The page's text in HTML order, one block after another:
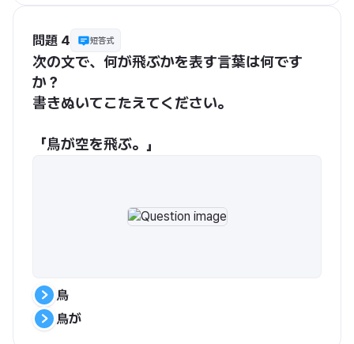
問題 4 短答式
次の文で、何が飛ぶかを表す言葉は何です
か？
書きぬいてこたえてください。
「鳥が空を飛ぶ。」
鳥
鳥が